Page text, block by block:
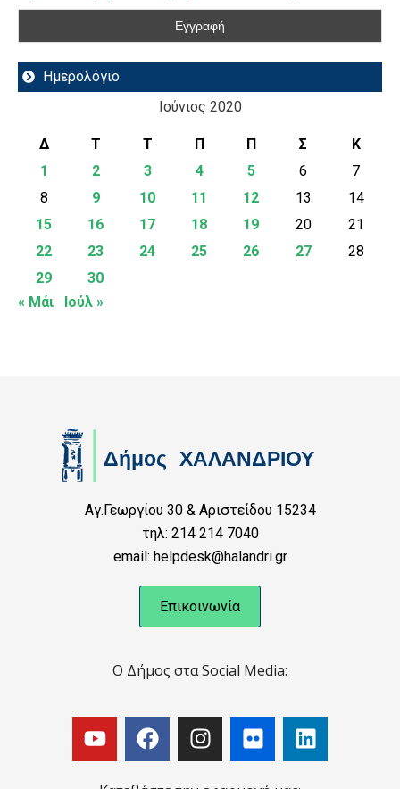
Ημερολόγιο
Ιούνιος 2020
Δ Τ Τ Π Π Σ
Κ
1
2 3 4 5 6
7
8
9 10 11 12 13
14
15
16 17 18 19 20
21
22
23 24 25 26 27
28
29
30
« Μάι
Ιούλ »
Αγ.Γεωργίου 30 & Αριστείδου 15234
τηλ: 214 214 7040
email: helpdesk@halandri.gr
Επικοινωνία
Ο Δήμος στα Social Media: